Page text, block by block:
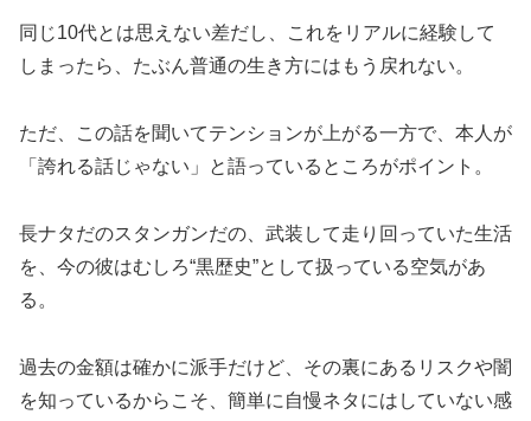
同じ10代とは思えない差だし、これをリアルに経験して
しまったら、たぶん普通の生き方にはもう戻れない。
ただ、この話を聞いてテンションが上がる一方で、本人が
「誇れる話じゃない」と語っているところがポイント。
長ナタだのスタンガンだの、武装して走り回っていた生活
を、今の彼はむしろ“黒歴史”として扱っている空気があ
る。
過去の金額は確かに派手だけど、その裏にあるリスクや闇
を知っているからこそ、簡単に自慢ネタにはしていない感